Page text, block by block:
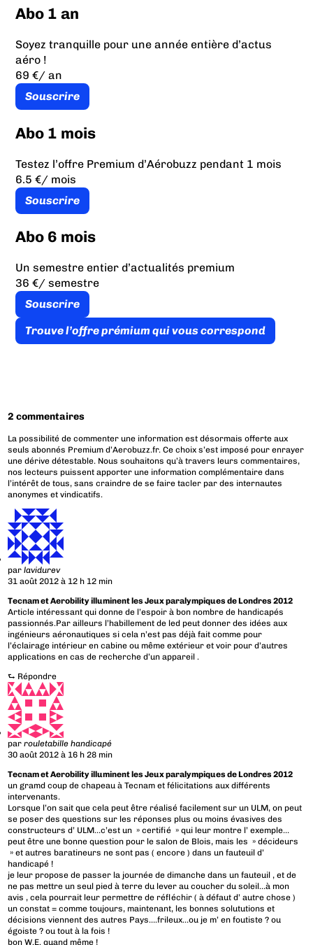
Abo 1 an
Soyez tranquille pour une année entière d’actus
aéro !
69 €/ an
Souscrire
Abo 1 mois
Testez l’offre Premium d’Aérobuzz pendant 1 mois
6.5 €/ mois
Souscrire
Abo 6 mois
Un semestre entier d’actualités premium
36 €/ semestre
Souscrire
Trouve l’offre prémium qui vous correspond
2 commentaires
La possibilité de commenter une information est désormais offerte aux
seuls abonnés Premium d’Aerobuzz.fr. Ce choix s’est imposé pour enrayer
une dérive détestable. Nous souhaitons qu’à travers leurs commentaires,
nos lecteurs puissent apporter une information complémentaire dans
l’intérêt de tous, sans craindre de se faire tacler par des internautes
anonymes et vindicatifs.
parlavidurev
31 août 2012 à 12 h 12 min
Tecnam et Aerobility illuminent les Jeux paralympiques de Londres 2012
Article intéressant qui donne de l’espoir à bon nombre de handicapés
passionnés.Par ailleurs l’habillement de led peut donner des idées aux
ingénieurs aéronautiques si cela n’est pas déjà fait comme pour
l’éclairage intérieur en cabine ou même extérieur et voir pour d’autres
applications en cas de recherche d’un appareil .
⮑ Répondre
parrouletabille handicapé
30 août 2012 à 16 h 28 min
Tecnam et Aerobility illuminent les Jeux paralympiques de Londres 2012
un gramd coup de chapeau à Tecnam et félicitations aux différents
intervenants.
Lorsque l’on sait que cela peut être réalisé facilement sur un ULM, on peut
se poser des questions sur les réponses plus ou moins évasives des
constructeurs d’ ULM…c’est un » certifié » qui leur montre l’ exemple…
peut être une bonne question pour le salon de Blois, mais les » décideurs
» et autres baratineurs ne sont pas ( encore ) dans un fauteuil d’
handicapé !
je leur propose de passer la journée de dimanche dans un fauteuil , et de
ne pas mettre un seul pied à terre du lever au coucher du soleil…à mon
avis , cela pourrait leur permettre de réfléchir ( à défaut d’ autre chose )
un constat = comme toujours, maintenant, les bonnes solututions et
décisions viennent des autres Pays….frileux…ou je m’ en foutiste ? ou
égoiste ? ou tout à la fois !
bon W.E. quand même !